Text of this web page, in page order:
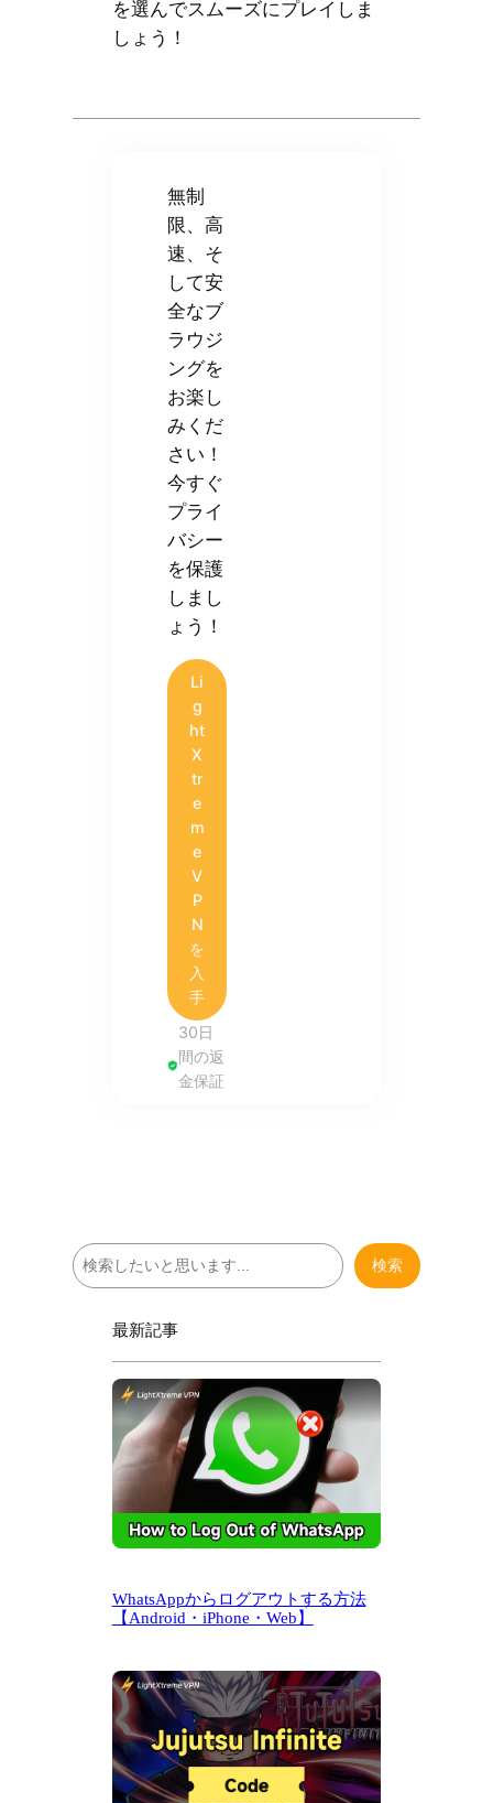
を選んでスムーズにプレイしま
しょう！
無制
限、高
速、そ
して安
全なブ
ラウジ
ングを
お楽し
みくだ
さい！
今すぐ
プライ
バシー
を保護
しまし
ょう！
Li
g
ht
X
tr
e
m
e
V
P
N
を
入
手
30日
間の返
金保証
検
索
検索
最新記事
WhatsAppからログアウトする方法
【Android・iPhone・Web】